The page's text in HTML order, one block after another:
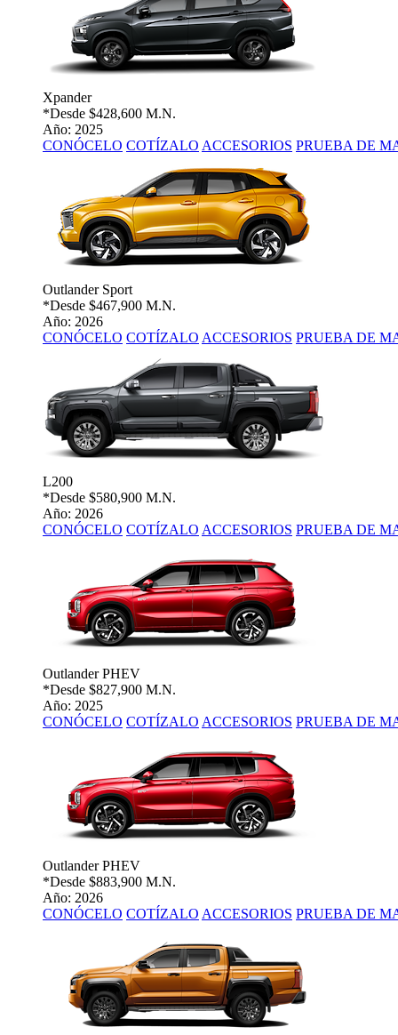
Xpander
*Desde $428,600 M.N.
Año: 2025
CONÓCELO COTÍZALO ACCESORIOS PRUEBA DE
Outlander Sport
*Desde $467,900 M.N.
Año: 2026
CONÓCELO COTÍZALO ACCESORIOS PRUEBA DE
L200
*Desde $580,900 M.N.
Año: 2026
CONÓCELO COTÍZALO ACCESORIOS PRUEBA DE
Outlander PHEV
*Desde $827,900 M.N.
Año: 2025
CONÓCELO COTÍZALO ACCESORIOS PRUEBA DE
Outlander PHEV
*Desde $883,900 M.N.
Año: 2026
CONÓCELO COTÍZALO ACCESORIOS PRUEBA DE